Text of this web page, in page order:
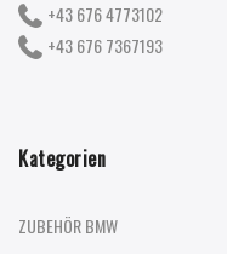
+43 676 4773102
+43 676 7367193
Kategorien
ZUBEHÖR BMW